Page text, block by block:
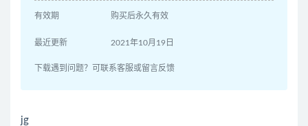
有效期 购买后永久有效
最近更新 2021年10月19日
下载遇到问题？可联系客服或留言反馈
jg